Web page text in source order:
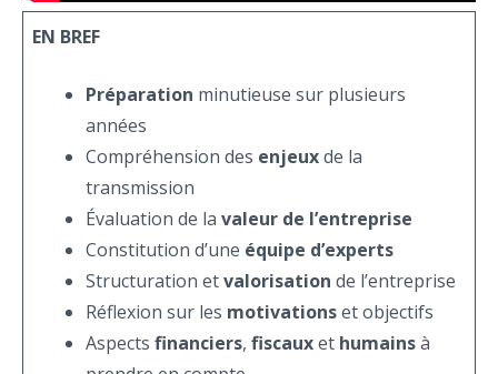
EN BREF
Préparation minutieuse sur plusieurs
années
Compréhension des enjeuxde la
transmission
Évaluation de la valeur de l’entreprise
Constitution d’une équipe d’experts
Structuration etvalorisation de l’entreprise
Réflexion sur les motivationset objectifs
Aspects financiers, fiscauxet humainsà